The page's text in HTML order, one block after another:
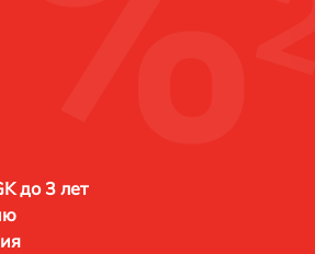
до 3 лет